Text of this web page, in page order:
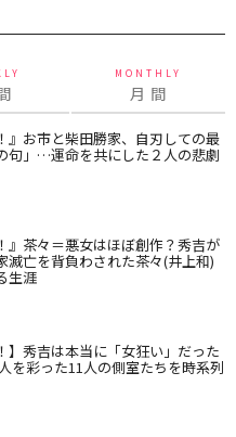
MONTHLY
月 間
』お市と柴田勝家、自刃しての最
句」…運命を共にした２人の悲劇
』茶々＝悪女はほぼ創作？秀吉が
滅亡を背負わされた茶々(井上和)
生涯
】秀吉は本当に「女狂い」だった
を彩った11人の側室たちを時系列